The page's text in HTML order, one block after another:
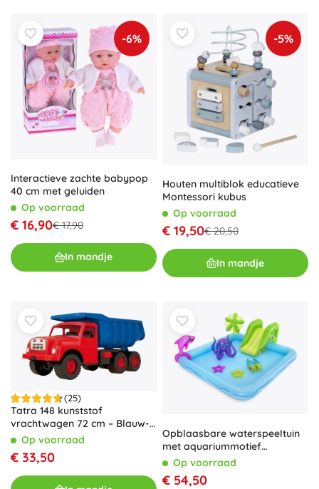
-6%
Interactieve zachte babypop
40 cm met geluiden
Op voorraad
€ 16,90€ 17,90
In mandje
-5%
Houten multiblok educatieve
Montessori kubus
Op voorraad
€ 19,50€ 20,50
In mandje
(25)
Tatra 148 kunststof
vrachtwagen 72 cm – Blauw-
roodOp voorraad
€ 33,50
Opblaasbare waterspeeltuin
met aquariummotief
BESTWAY
Op voorraad
€ 54,50